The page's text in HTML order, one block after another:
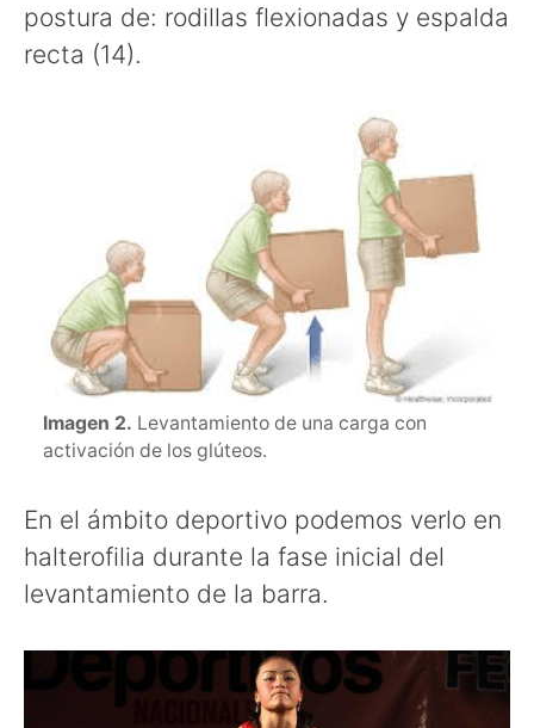
postura de: rodillas flexionadas y espalda
recta (14).
Imagen 2. Levantamiento de una carga con
activación de los glúteos.
En el ámbito deportivo podemos verlo en
halterofilia durante la fase inicial del
levantamiento de la barra.